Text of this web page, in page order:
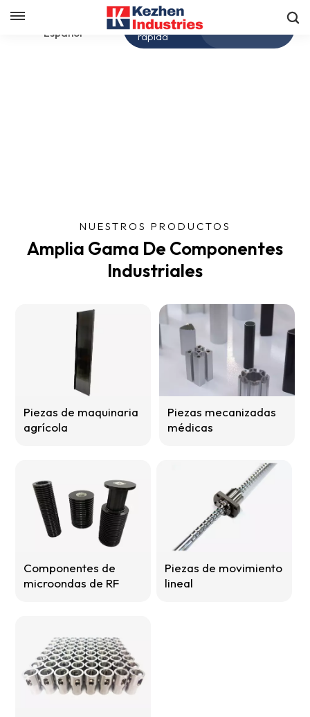
Español
Obtenga una cotización
rápida
NUESTROS PRODUCTOS
Amplia Gama De Componentes
Industriales
Piezas de maquinaria
agrícola
Piezas mecanizadas
médicas
Componentes de
microondas de RF
Piezas de movimiento
lineal